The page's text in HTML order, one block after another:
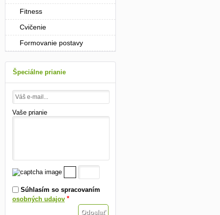
Fitness
Cvičenie
Formovanie postavy
Špeciálne prianie
Vaše prianie
Súhlasím so spracovaním
osobných udajov *